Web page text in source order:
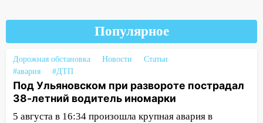
15:47 На улице Радищева сбили
курьера: крупная авария в Ульяновске
15:15 Проводил до квартиры и ограбил:
новый кавалер женщины оказался
рецидивистом
14:26 В Ульяновске ограничат движение
по улице Ефремова
Популярное
Дорожная обстановка Новости
Статьи
#авария
#ДТП
Под Ульяновском при развороте пострадал
38-летний водитель иномарки
5 августа в 16:34 произошла крупная авария в